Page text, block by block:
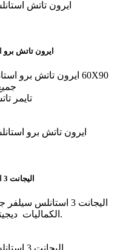
9605 ايرون تاتش
60X90 ايرون تاتش برو استانلس سيلفر
تايمر
9605 اليجانت 3 استانلس سيلفر
الكماليات ديجيتال بمروحة.